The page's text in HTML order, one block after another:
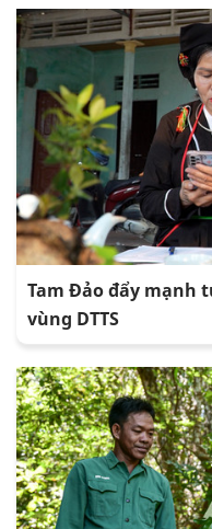
Tam Đảo đẩy mạnh
vùng DTTS